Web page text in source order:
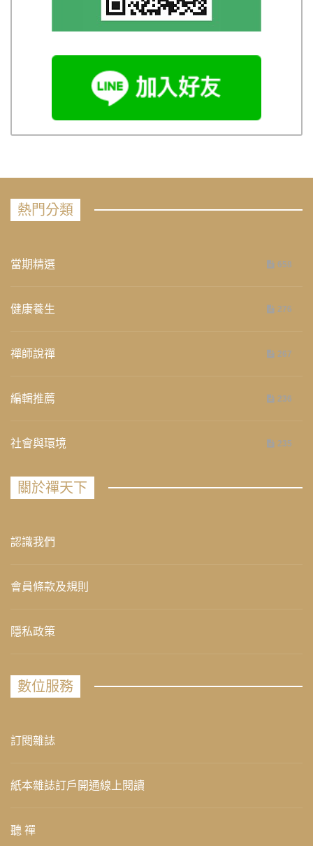
熱門分類
當期精選 658
健康養生 276
禪師說禪 267
編輯推薦 236
社會與環境 235
關於禪天下
認識我們
會員條款及規則
隱私政策
數位服務
訂閱雜誌
紙本雜誌訂戶開通線上閱讀
聽 禪